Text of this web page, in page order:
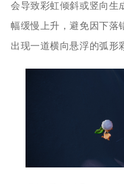
会导致彩虹倾斜或竖向生
幅缓慢上升，避免因下落
出现一道横向悬浮的弧形